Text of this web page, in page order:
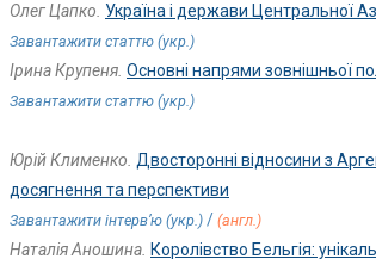
Олег Цапко. Україна і держави Центральної
Завантажити статтю (укр.)
Ірина Крупеня. Основні напрями зовнішньої
Завантажити статтю (укр.)
Юрій Клименко. Двосторонні відносини з
досягнення та перспективи
Завантажити інтерв’ю (укр.) / (англ.)
Наталія Аношина. Королівство Бельгія: